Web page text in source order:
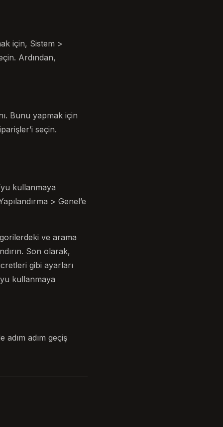
için, Sistem >
Ardından,
Bunu yapmak için
seçin.
kullanmaya
> Genel’e
ve arama
Son olarak,
gibi ayarları
kullanmaya
adım geçiş